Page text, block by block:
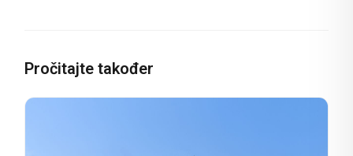
Pročitajte također